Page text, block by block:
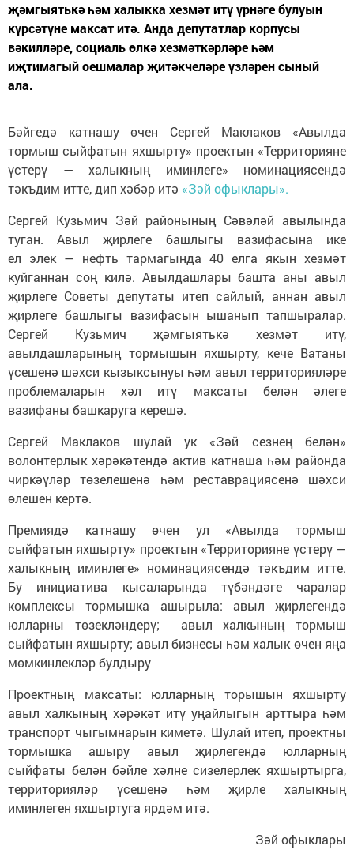
җәмгыятькә һәм халыкка хезмәт итү үрнәге булуын
күрсәтүне максат итә. Анда депутатлар корпусы
вәкилләре, социаль өлкә хезмәткәрләре һәм
иҗтимагый оешмалар җитәкчеләре үзләрен сыный
ала.
Бәйгедә катнашу өчен Сергей Маклаков «Авылда
тормыш сыйфатын яхшырту» проектын «Территорияне
үстерү — халыкның иминлеге» номинациясендә
тәкъдим итте, дип хәбәр итә «Зәй офыклары».
Сергей Кузьмич Зәй районының Сәвәләй авылында
туган. Авыл җирлеге башлыгы вазифасына ике
ел элек — нефть тармагында 40 елга якын хезмәт
куйганнан соң килә. Авылдашлары башта аны авыл
җирлеге Советы депутаты итеп сайлый, аннан авыл
җирлеге башлыгы вазифасын ышанып тапшыралар.
Сергей Кузьмич җәмгыятькә хезмәт итү,
авылдашларының тормышын яхшырту, кече Ватаны
үсешенә шәхси кызыксынуы һәм авыл территорияләре
проблемаларын хәл итү максаты белән әлеге
вазифаны башкаруга керешә.
Сергей Маклаков шулай ук «Зәй сезнең белән»
волонтерлык хәрәкәтендә актив катнаша һәм районда
чиркәүләр төзелешенә һәм реставрациясенә шәхси
өлешен кертә.
Премиядә катнашу өчен ул «Авылда тормыш
сыйфатын яхшырту» проектын «Территорияне үстерү —
халыкның иминлеге» номинациясендә тәкъдим итте.
Бу инициатива кысаларында түбәндәге чаралар
комплексы тормышка ашырыла: авыл җирлегендә
юлларны төзекләндерү; авыл халкының тормыш
сыйфатын яхшырту; авыл бизнесы һәм халык өчен яңа
мөмкинлекләр булдыру
Проектның максаты: юлларның торышын яхшырту
авыл халкының хәрәкәт итү уңайлыгын арттыра һәм
транспорт чыгымнарын киметә. Шулай итеп, проектны
тормышка ашыру авыл җирлегендә юлларның
сыйфаты белән бәйле хәлне сизелерлек яхшыртырга,
территорияләр үсешенә һәм җирле халыкның
иминлеген яхшыртуга ярдәм итә.
Зәй офыклары